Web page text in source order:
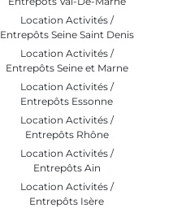
Location Activités /
Entrepôts Seine Saint Denis
Location Activités /
Entrepôts Seine et Marne
Location Activités /
Entrepôts Essonne
Location Activités /
Entrepôts Rhône
Location Activités /
Entrepôts Ain
Location Activités /
Entrepôts Isère